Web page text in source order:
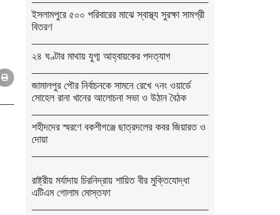
ইসলামপুরে ৫০০ পরিবারের মাঝে স্বাস্থ্য সুরক্ষা সামগ্রী
বিতরণ
২৪ ঘণ্টার মাথায় যুগ্ম আহ্বায়কের পদত্যাগ
জামালপুর পৌর নির্বাচনকে সামনে রেখে ৭নং ওয়ার্ডে
সোহেল রানা খানের আলোচনা সভা ও উঠান বৈঠক
শহীদদের স্মরণে বকশীগঞ্জে ছাত্রদলের কবর জিয়ারত ও
দোয়া
রাষ্ট্রীয় মর্যাদায় চিরনিদ্রায় শায়িত বীর মুক্তিযোদ্ধা
এটিএম গোলাম মোস্তফা